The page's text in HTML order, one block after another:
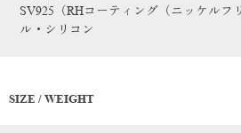
SV925（RHコーティング（ニッケルフ
ル・シリコン
SIZE / WEIGHT